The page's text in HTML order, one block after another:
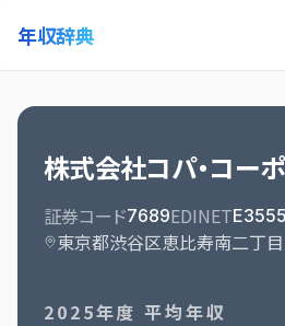
年収辞典
株式会社コパ・コー
証券コード7689EDINET
東京都渋谷区恵比寿南二丁
2025年度 平均年収